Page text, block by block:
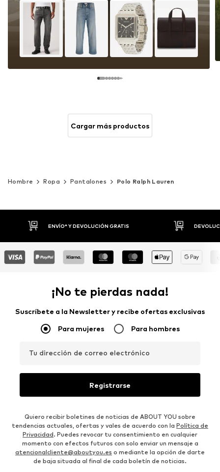
Cargar más productos
Hombre Ropa Pantalones Polo Ralph Lauren
DEVOLUCIONES HASTA 30 DÍAS
¡No te pierdas nada!
Suscríbete a la Newsletter y recibe ofertas exclusivas
Para mujeres Para hombres
Tu dirección de correo electrónico
Registrarse
Quiero recibir boletines de noticias de ABOUT YOU sobre
tendencias actuales, ofertas y vales de acuerdo con la Política de
Privacidad. Puedes revocar tu consentimiento en cualquier
momento con efectos futuros con solo enviar un mensaje a
atencionalcliente@aboutyou.es o mediante la opción de darte
de baja situada al final de cada boletín de noticias.